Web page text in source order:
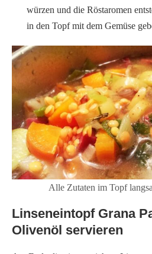
würzen und die Röstaromen
in den Topf mit dem Gemüse
Alle Zutaten im Topf
Linseneintopf Grana
Olivenöl servieren